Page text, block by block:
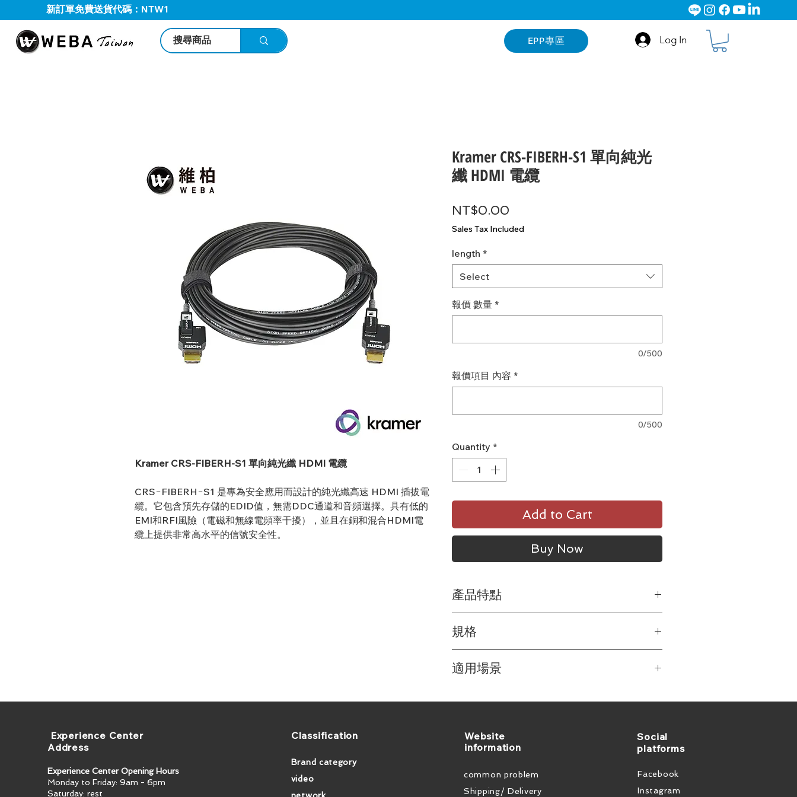
新訂單免費送貨代碼：NTW1
EPP專區 Log In
Kramer CRS-FIBERH-S1 單向純光纖 HDMI 電纜
CRS−FIBERH−S1 是專為安全應用而設計的純光纖高速 HDMI 插拔電
纜。它包含預先存儲的EDID值，無需DDC通道和音頻選擇。具有低的
EMI和RFI風險（電磁和無線電頻率干擾），並且在銅和混合HDMI電
纜上提供非常高水平的信號安全性。
Kramer CRS-FIBERH-S1 單向純光
纖 HDMI 電纜
NT$0.00
Sales Tax Included
length *
Select
報價 數量 *
0/500
報價項目 內容 *
0/500
Quantity *
Add to Cart
Buy Now
產品特點
和10.2Gbps的數據速率，適用於高解析度視頻傳輸。
預存的EDID值
：內置EDID值，無需DDC通道，簡化
規格
TrueHD, DTS–HD Master Audio® 等高品質音頻格
適用場景
適用於政府機構、軍事設施或任何需要保障資料傳
專業廣播和製作
在廣播或影視製作中，CRS-FIBERH-S1能提供無
事件的高解析度影像傳輸。
大型會議室或會議中心
​ Experience Center
Address
Experience Center Opening Hours
Monday to Friday: 9am - 6pm
Saturday: rest
​Classification
Brand category
video
network
​Website
information
common problem
Shipping/ Delivery
Social
platforms
Facebook
Instagram